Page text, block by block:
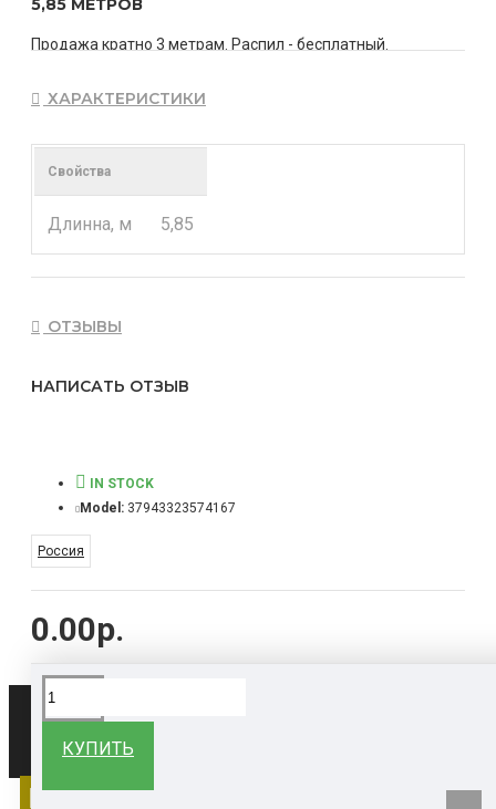
5,85 МЕТРОВ
Продажа кратно 3 метрам. Распил - бесплатный.
ХАРАКТЕРИСТИКИ
Свойства
Длинна, м 5,85
ОТЗЫВЫ
НАПИСАТЬ ОТЗЫВ
0.00р.
IN STOCK
Model: 37943323574167
Россия
КУПИТЬ